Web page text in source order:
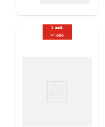
2 unid.
+1 selo